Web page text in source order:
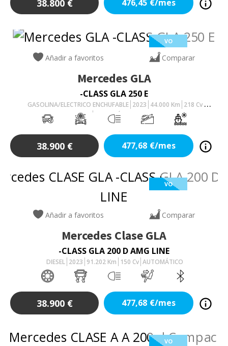
38.800 € 476,45 €/mes
VO
Añadir a favoritos Comparar
Mercedes GLA
-CLASS GLA 250 E
GASOLINA/ELECTRICO ENCHUFABLE 2023 44.000 Km 218 Cv
AUTOMÁTICO
38.900 € 477,68 €/mes
VO
Añadir a favoritos Comparar
Mercedes Clase GLA
-CLASS GLA 200 D AMG LINE
DIESEL 2023 91.202 Km 150 Cv AUTOMÁTICO
38.900 € 477,68 €/mes
VO